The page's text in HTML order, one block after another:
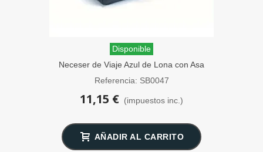
Disponible
Neceser de Viaje Azul de Lona con Asa
SensaBien
Referencia: SB0047
11,15 € (impuestos inc.)
AÑADIR AL CARRITO